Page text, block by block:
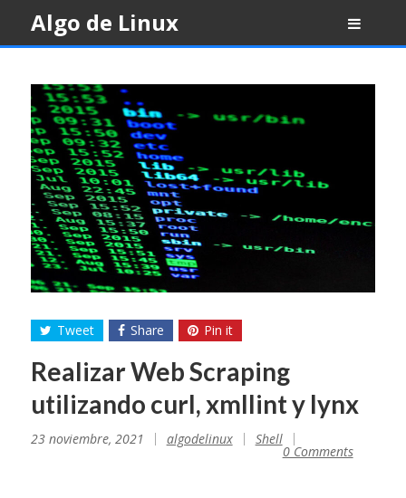
content
Algo de Linux
Tweet Share Pin it
Realizar Web Scraping
utilizando curl, xmllint y lynx
23 noviembre, 2021 algodelinux Shell
0 Comments